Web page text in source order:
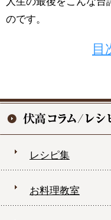
のです。
目
レシピ集
お料理教室